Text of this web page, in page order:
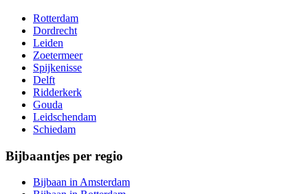
Rotterdam
Dordrecht
Leiden
Zoetermeer
Spijkenisse
Delft
Ridderkerk
Gouda
Leidschendam
Schiedam
Bijbaantjes per regio
Bijbaan in Amsterdam